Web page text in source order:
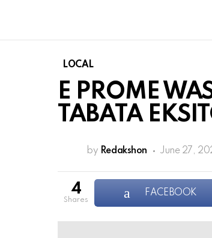
LOCAL
E PROME
TABATA
by Redakshon June 27,
4
shares
FACEBOOK